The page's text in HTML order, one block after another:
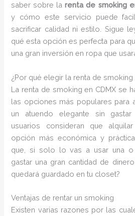
saber sobre larenta de smoking
y cómo este servicio puede
sacrificar calidad ni estilo. Sigue
qué esta opción es perfecta para
una gran inversión en ropa que
¿Por qué elegir la renta de smoking
La renta de smoking en CDMX se
las opciones más populares para
un atuendo elegante sin gastar
usuarios consideran que
opción más económica y
que, si solo lo vas a usar una
gastar una gran cantidad de
quedará guardado en tu closet?
Ventajas de rentar un smoking
Existen varias razones por las